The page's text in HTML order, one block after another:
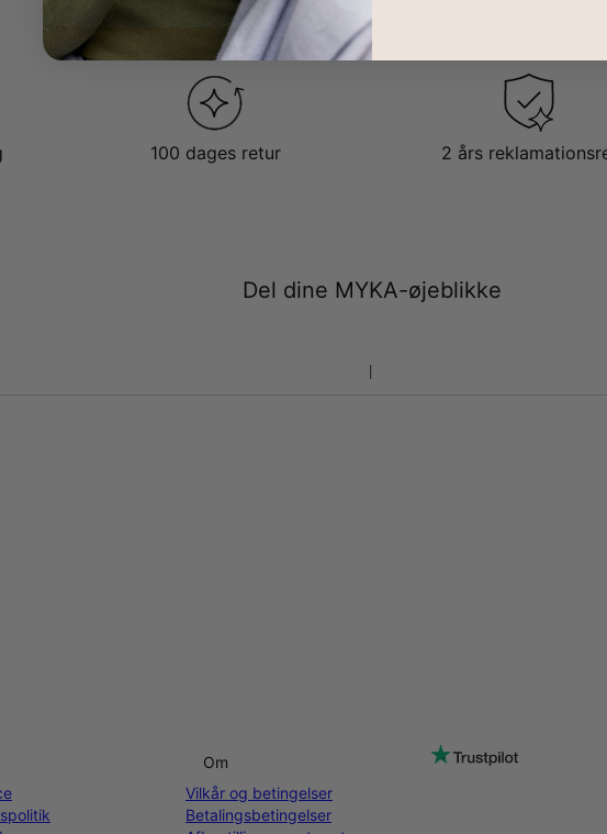
100 dages retur 2 års
Del dine MYKA-øjeblikke
Om
Vilkår og betingelser
Betalingsbetingelser